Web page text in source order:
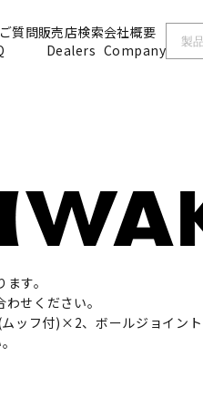
質問販売店検索
Dealers
会社概要
Company
す。
せください。
ッフ付)×2、ボールジョイン